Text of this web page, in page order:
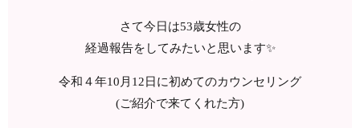
さて今日は53歳女性の
経過報告をしてみたいと思います✨
令和４年10月12日に初めてのカウンセリング
(ご紹介で来てくれた方)